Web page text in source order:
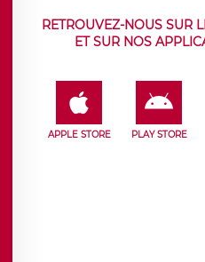
RETROUVEZ-NOUS SUR
ET SUR NOS
APPLE STORE PLAY STORE